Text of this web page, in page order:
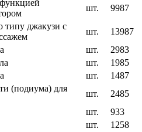
шт.
9987
джакузи с
шт.
13987
шт.
2983
шт.
1985
шт.
1487
(подиума) для
шт.
2485
шт.
933
шт.
1258